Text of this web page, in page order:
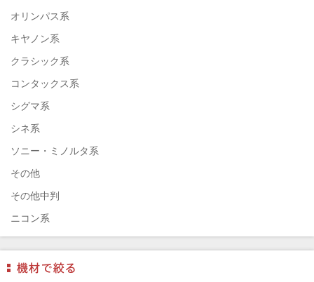
SIGMA（シグマ）
HASSELBLAD（ハッセルブラッド）
EPSON（エプソン）
ENNA München（エナ）
ELEFOTO（エレフォト）
ELECOM（エレコム）
￼EIZO（エイゾ）
edelkrone（エーデンクローン）
Garmin（ガーミン）
Dust-Off（ダストオフ）
DreamMaker（ドリームメーカー）
DNPフォトイメージング(ディーエヌピー)
オリンパス系
キヤノン系
クラシック系
コンタックス系
シグマ系
シネ系
ソニー・ミノルタ系
その他
その他中判
ニコン系
フジフィルム系